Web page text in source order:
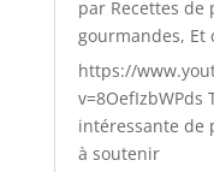
par Recettes de
gourmandes, Et
https://
v=8OefIzbWPds
intéressante de
à soutenir